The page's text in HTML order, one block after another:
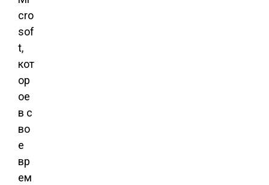
cro
sof
t,
кот
ор
ое
в с
во
е
вр
ем